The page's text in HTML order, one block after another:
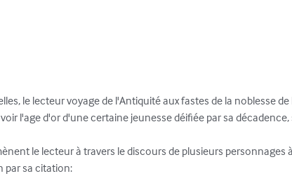
le lecteur voyage de l'Antiquité aux fastes de la noblesse de
l'age d'or d'une certaine jeunesse déifiée par sa
le lecteur à travers le discours de plusieurs personnages
par sa citation: